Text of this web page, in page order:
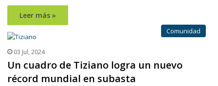
Leer más »
Comunidad
03 Jul, 2024
Un cuadro de Tiziano logra un nuevo
récord mundial en subasta